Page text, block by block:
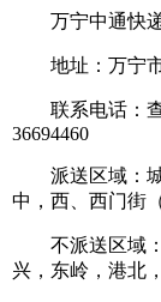
万宁中通快
地址：万宁市
联系电话：查
36694460
派送区域：城
中，西、西门街
不派送区域：
兴，东岭，港北